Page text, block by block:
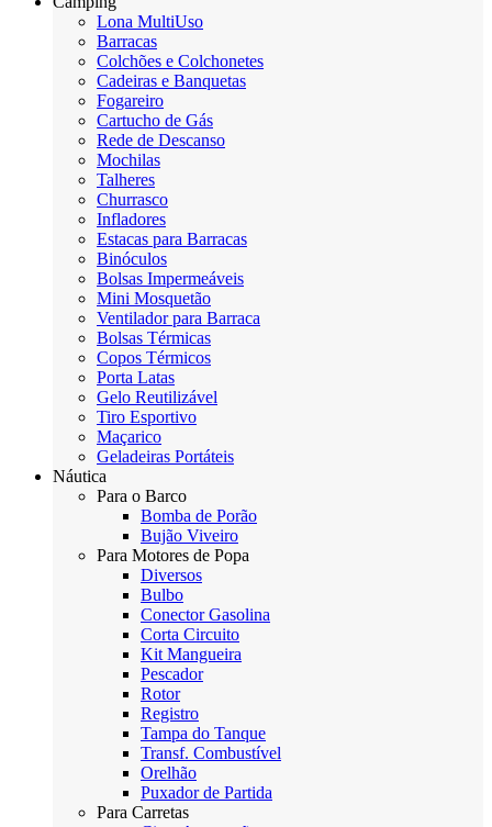
Lona MultiUso
Barracas
Colchões e Colchonetes
Cadeiras e Banquetas
Fogareiro
Cartucho de Gás
Rede de Descanso
Mochilas
Talheres
Churrasco
Infladores
Estacas para Barracas
Binóculos
Bolsas Impermeáveis
Mini Mosquetão
Ventilador para Barraca
Bolsas Térmicas
Copos Térmicos
Porta Latas
Gelo Reutilizável
Tiro Esportivo
Maçarico
Geladeiras Portáteis
Náutica
Para o Barco
Bomba de Porão
Bujão Viveiro
Para Motores de Popa
Diversos
Bulbo
Conector Gasolina
Corta Circuito
Kit Mangueira
Pescador
Rotor
Registro
Tampa do Tanque
Transf. Combustível
Orelhão
Puxador de Partida
Para Carretas